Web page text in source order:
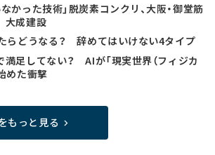
かった技術」脱炭素コンクリ、大阪・御堂筋
成建設
らどうなる？ 辞めてはいけない4タイプ
満足してない？ AIが「現実世界（フィジカ
めた衝撃
もっと見る